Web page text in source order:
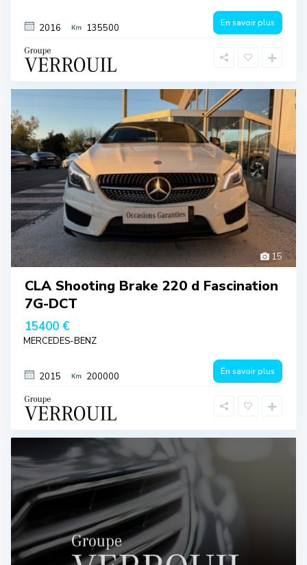
2016 135500 En savoir plus
15
CLA Shooting Brake 220 d Fascination
7G-DCT
15400 €
MERCEDES-BENZ
2015 200000 En savoir plus